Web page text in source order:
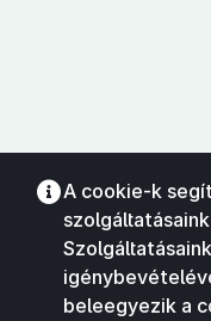
A cookie-k
Szolgáltatásaink
beleegyezik a